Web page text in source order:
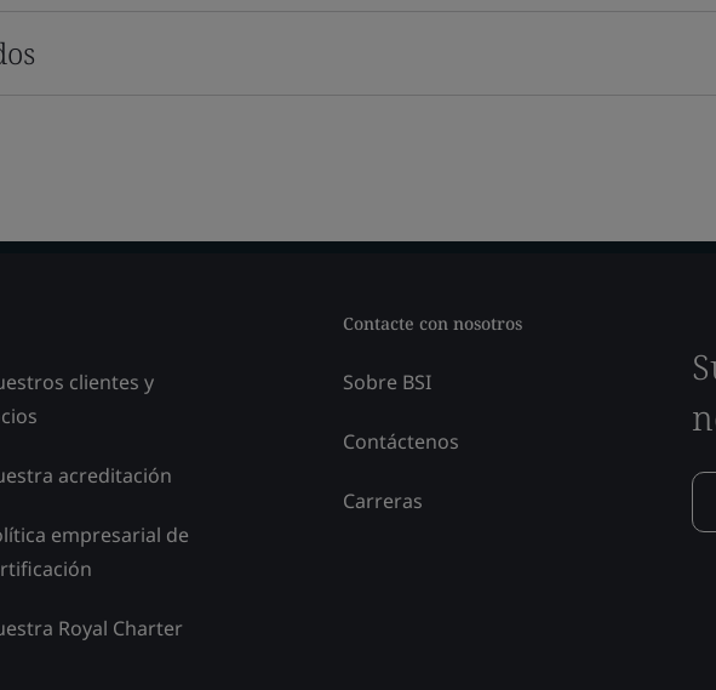
clientes y
acreditación
empresarial de
Royal Charter
Contacte con nosotros
Sobre BSI
Contáctenos
Carreras